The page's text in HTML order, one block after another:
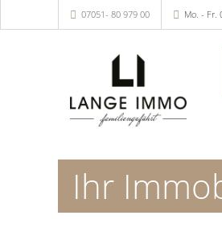
07051- 80 979 00 Mo. - Fr.
Ihr